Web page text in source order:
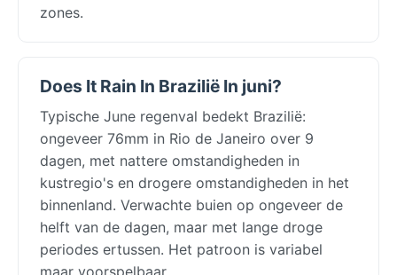
zones.
Does It Rain In Brazilië In juni?
Typische June regenval bedekt Brazilië:
ongeveer 76mm in Rio de Janeiro over 9
dagen, met nattere omstandigheden in
kustregio's en drogere omstandigheden in het
binnenland. Verwachte buien op ongeveer de
helft van de dagen, maar met lange droge
periodes ertussen. Het patroon is variabel
maar voorspelbaar.